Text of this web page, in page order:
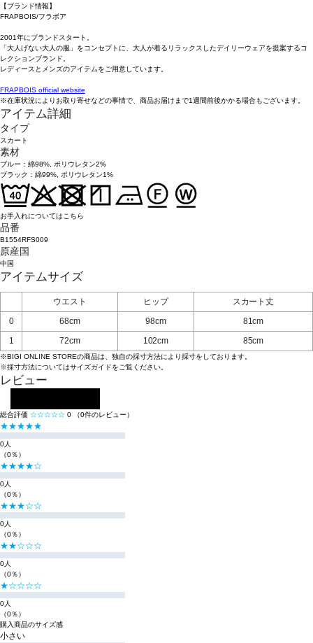
【ブランド情報】
FRAPBOIS/フラボア
2001年にブランドスタート。
「大人げない大人の服」をコンセプトに、大人が着るリラックスしたデイリーウェアを提案するコ
レクションブランド。
レディースとメンズのアイテムをご用意しています。
FRAPBOIS official website
※在庫状況によりお取り寄せなどの事情で、商品お届けまで1週間前後かかる場合もございます。
アイテム詳細
タイプ
スカート
素材
ブルー：綿98%, ポリウレタン2%
ブラック：綿99%, ポリウレタン1%
お手入れについてはこちら
品番
B1554RFS009
原産国
中国
アイテムサイズ
ウエスト ヒップ
スカート丈
0
68cm 98cm
81cm
1
72cm 102cm 85cm
※BIGI ONLINE STOREの商品は、独自の採寸方法により採寸をしております。
※採寸方法についてはサイズガイドをご覧ください。
レビュー
総合評価 ☆☆☆☆☆ 0 （0件のレビュー）
★★★★★
0人
（0％）
★★★★☆
0人
（0％）
★★★☆☆
0人
（0％）
★★☆☆☆
0人
（0％）
★☆☆☆☆
0人
（0％）
購入商品のサイズ感
小さい